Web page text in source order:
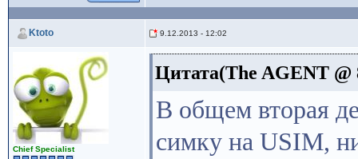
Ktoto 9.12.2013 - 12:02
Сhief Specialist
Цитата(The AGENT @
В общем вторая
симку на USIM,